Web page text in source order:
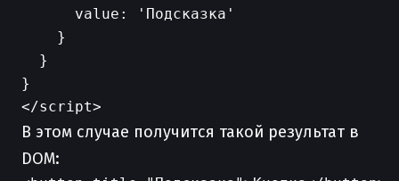
      value: 'Подсказка'
    }
  }
}
В этом случае получится такой результат в
DOM: